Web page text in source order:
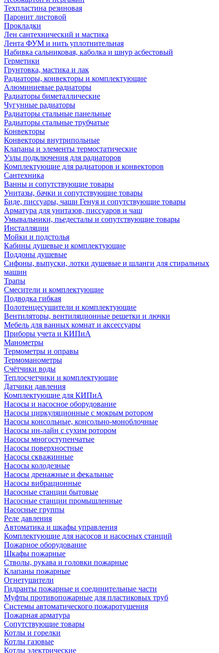
Техпластина резиновая
Паронит листовой
Прокладки
Лен сантехнический и мастика
Лента ФУМ и нить уплотнительная
Набивка сальниковая, каболка и шнур асбестовый
Герметики
Грунтовка, мастика и лак
Радиаторы, конвекторы и комплектующие
Алюминиевые радиаторы
Радиаторы биметаллические
Чугунные радиаторы
Радиаторы стальные панельные
Радиаторы стальные трубчатые
Конвекторы
Конвекторы внутрипольные
Клапаны и элементы термостатические
Узлы подключения для радиаторов
Комплектующие для радиаторов и конвекторов
Сантехника
Ванны и сопутствующие товары
Унитазы, бачки и сопутствующие товары
Биде, писсуары, чаши Генуя и сопутствующие товары
Арматура для унитазов, писсуаров и чаш
Умывальники, пьедесталы и сопутствующие товары
Инсталляции
Мойки и подстолья
Кабины душевые и комплектующие
Поддоны душевые
Сифоны, выпуски, лотки душевые и шланги для стиральных
машин
Трапы
Смесители и комплектующие
Подводка гибкая
Полотенцесушители и комплектующие
Вентиляторы, вентиляционные решетки и лючки
Мебель для ванных комнат и аксессуары
Приборы учета и КИПиА
Манометры
Термометры и оправы
Термоманометры
Счётчики воды
Теплосчетчики и комплектующие
Датчики давления
Комплектующие для КИПиА
Насосы и насосное оборудование
Насосы циркуляционные с мокрым ротором
Насосы консольные, консольно-моноблочные
Насосы ин-лайн с сухим ротором
Насосы многоступенчатые
Насосы поверхностные
Насосы скважинные
Насосы колодезные
Насосы дренажные и фекальные
Насосы вибрационные
Насосные станции бытовые
Насосные станции промышленные
Насосные группы
Реле давления
Автоматика и шкафы управления
Комплектующие для насосов и насосных станций
Пожарное оборудование
Шкафы пожарные
Стволы, рукава и головки пожарные
Клапаны пожарные
Огнетушители
Гидранты пожарные и соединительные части
Муфты противопожарные для пластиковых труб
Системы автоматического пожаротушения
Пожарная арматура
Сопутствующие товары
Котлы и горелки
Котлы газовые
Котлы электрические